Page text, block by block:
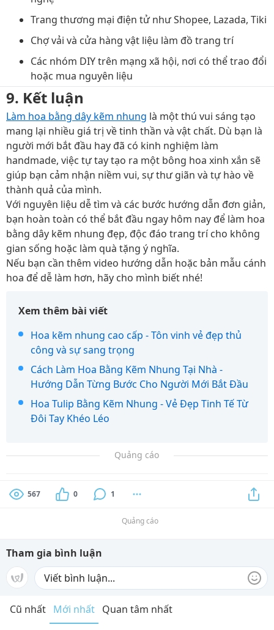
Trang thương mại điện tử như Shopee, Lazada, Tiki
Chợ vải và cửa hàng vật liệu làm đồ trang trí
Các nhóm DIY trên mạng xã hội, nơi có thể trao đổi
hoặc mua nguyên liệu
9. Kết luận
Làm hoa bằng dây kẽm nhung là một thú vui sáng tạo
mang lại nhiều giá trị về tinh thần và vật chất. Dù bạn là
người mới bắt đầu hay đã có kinh nghiệm làm
handmade, việc tự tay tạo ra một bông hoa xinh xắn sẽ
giúp bạn cảm nhận niềm vui, sự thư giãn và tự hào về
thành quả của mình.
Với nguyên liệu dễ tìm và các bước hướng dẫn đơn giản,
bạn hoàn toàn có thể bắt đầu ngay hôm nay để làm hoa
bằng dây kẽm nhung đẹp, độc đáo trang trí cho không
gian sống hoặc làm quà tặng ý nghĩa.
Nếu bạn cần thêm video hướng dẫn hoặc bản mẫu cánh
hoa để dễ làm hơn, hãy cho mình biết nhé!
Xem thêm bài viết
Hoa kẽm nhung cao cấp - Tôn vinh vẻ đẹp thủ
công và sự sang trọng
Cách Làm Hoa Bằng Kẽm Nhung Tại Nhà -
Hướng Dẫn Từng Bước Cho Người Mới Bắt Đầu
Hoa Tulip Bằng Kẽm Nhung - Vẻ Đẹp Tinh Tế Từ
Đôi Tay Khéo Léo
Quảng cáo
567 0 1
Quảng cáo
Tham gia bình luận
Cũ nhất Mới nhất Quan tâm nhất